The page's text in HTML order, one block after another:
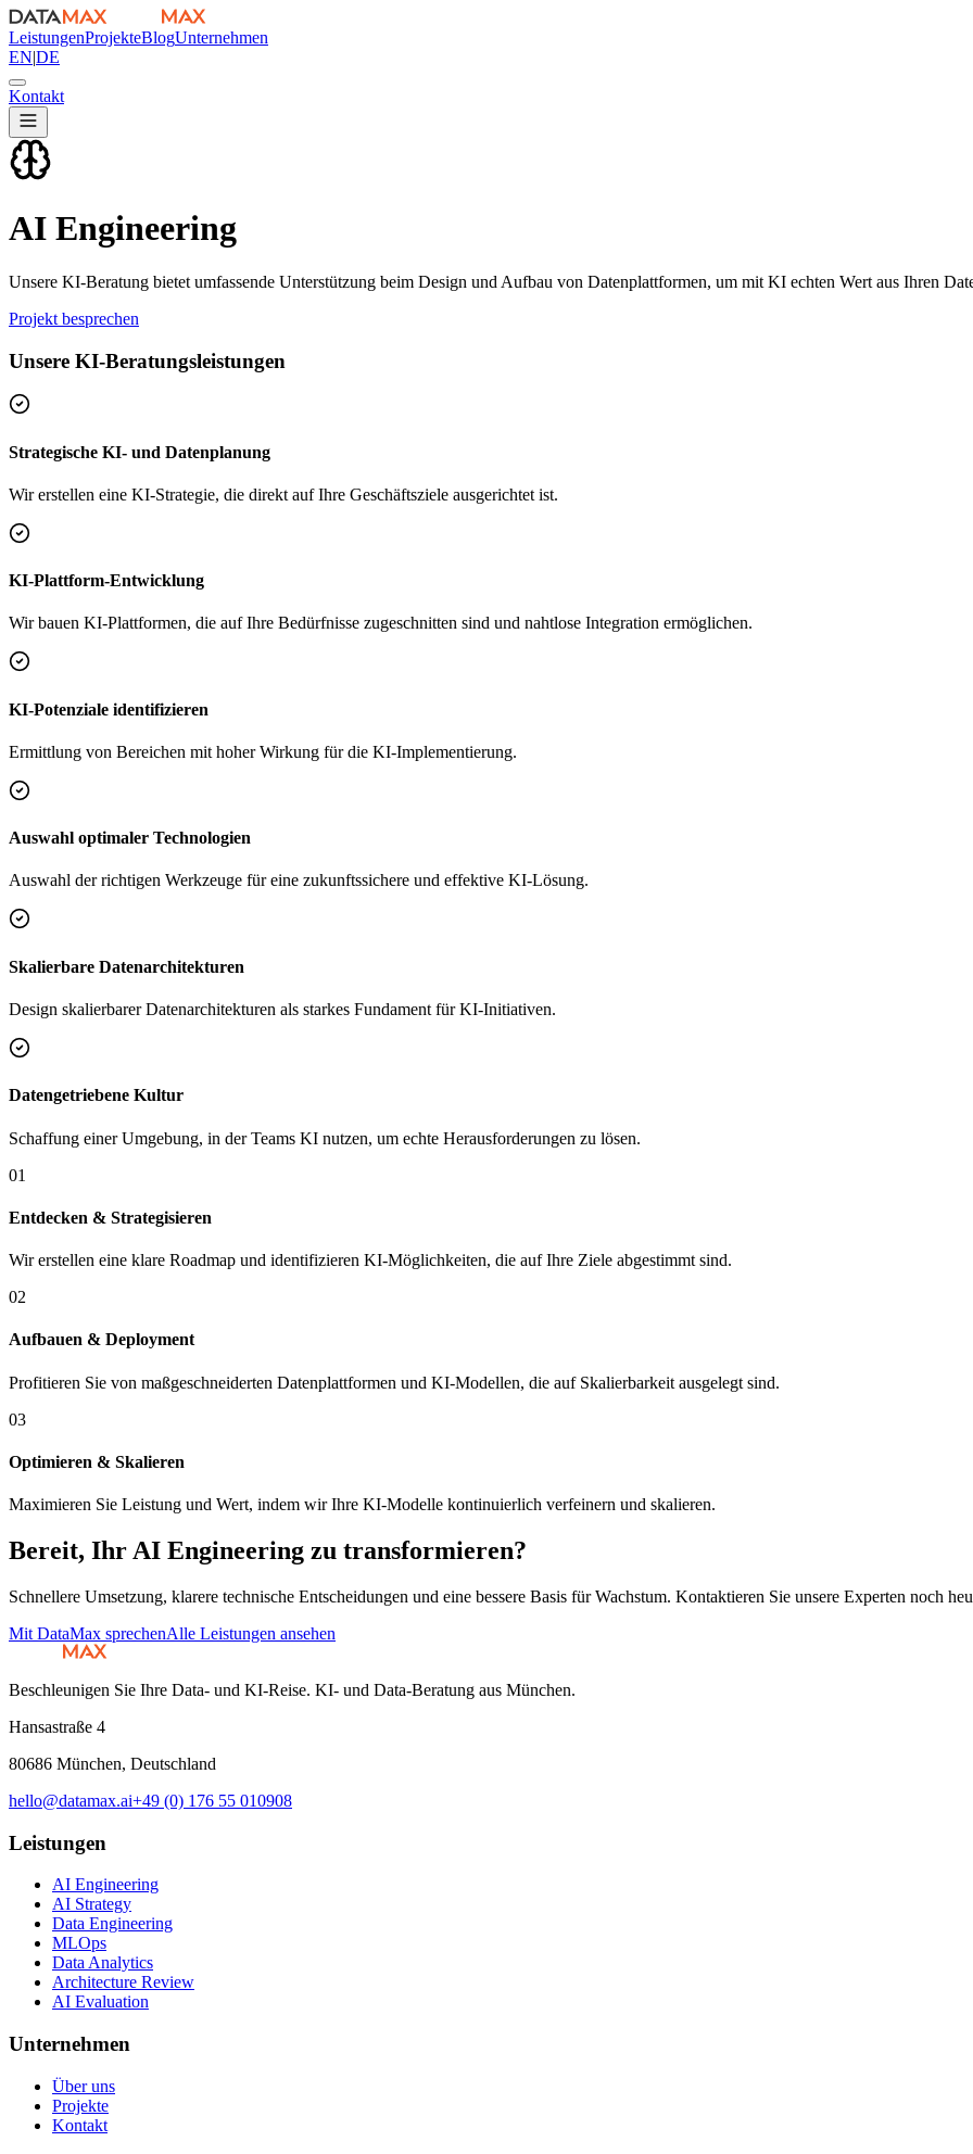
LeistungenProjekteBlogUnternehmen
EN|DE
Kontakt
AI Engineering
Unsere KI-Beratung bietet umfassende Unterstützung beim Design und Aufbau von Datenplattformen, um mit KI echten Wert aus Ihren
Projekt besprechen
Unsere KI-Beratungsleistungen
Strategische KI- und Datenplanung
Wir erstellen eine KI-Strategie, die direkt auf Ihre Geschäftsziele ausgerichtet ist.
KI-Plattform-Entwicklung
Wir bauen KI-Plattformen, die auf Ihre Bedürfnisse zugeschnitten sind und nahtlose Integration ermöglichen.
KI-Potenziale identifizieren
Ermittlung von Bereichen mit hoher Wirkung für die KI-Implementierung.
Auswahl optimaler Technologien
Auswahl der richtigen Werkzeuge für eine zukunftssichere und effektive KI-Lösung.
Skalierbare Datenarchitekturen
Design skalierbarer Datenarchitekturen als starkes Fundament für KI-Initiativen.
Datengetriebene Kultur
Schaffung einer Umgebung, in der Teams KI nutzen, um echte Herausforderungen zu lösen.
01
Entdecken & Strategisieren
Wir erstellen eine klare Roadmap und identifizieren KI-Möglichkeiten, die auf Ihre Ziele abgestimmt sind.
02
Aufbauen & Deployment
Profitieren Sie von maßgeschneiderten Datenplattformen und KI-Modellen, die auf Skalierbarkeit ausgelegt sind.
03
Optimieren & Skalieren
Maximieren Sie Leistung und Wert, indem wir Ihre KI-Modelle kontinuierlich verfeinern und skalieren.
Bereit, Ihr AI Engineering zu transformieren?
Schnellere Umsetzung, klarere technische Entscheidungen und eine bessere Basis für Wachstum. Kontaktieren Sie unsere Experten noch
Mit DataMax sprechenAlle Leistungen ansehen
Beschleunigen Sie Ihre Data- und KI-Reise. KI- und Data-Beratung aus München.
Hansastraße 4
80686 München, Deutschland
hello@datamax.ai+49 (0) 176 55 010908
Leistungen
AI Engineering
AI Strategy
Data Engineering
MLOps
Data Analytics
Architecture Review
AI Evaluation
Unternehmen
Über uns
Projekte
Kontakt